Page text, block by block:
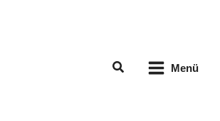
Suchen Menü